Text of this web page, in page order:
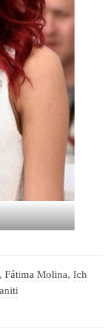
Fátima Molina, Ich